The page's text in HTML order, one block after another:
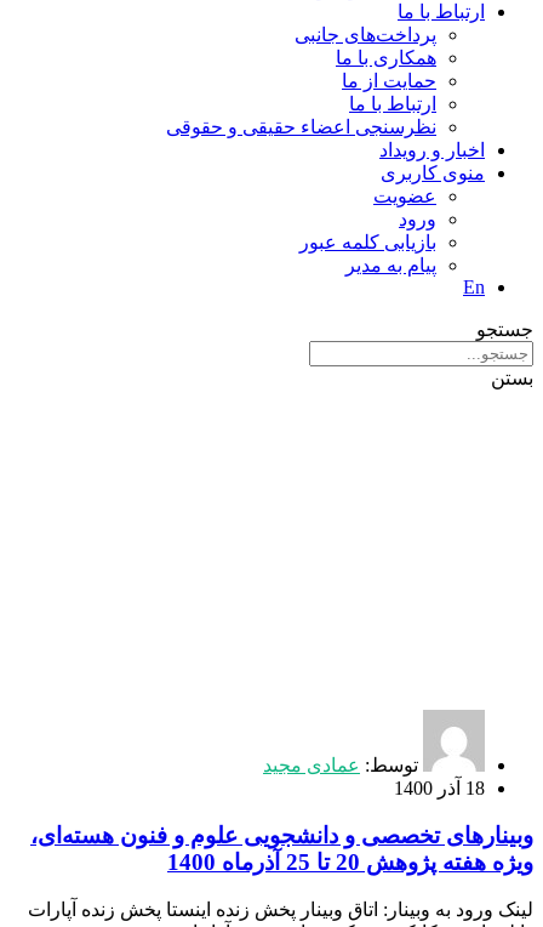
ارتباط با ما
پرداخت‌های جانبی
همکاری با ما
حمايت از ما
ارتباط با ما
نظر‌سنجی اعضاء حقیقی و حقوقی
اخبار و رويداد
منوی کاربری
عضویت
ورود
بازیابی کلمه عبور
پیام به مدير
En
جستجو
بستن
توسط: عمادی مجید
18 آذر 1400
وبینارهای تخصصی و دانشجویی علوم و فنون هسته‌ای،
ویژه هفته پژوهش 20 تا 25 آذرماه 1400
لینک ورود به وبينار: اتاق وبينار پخش زنده اینستا پخش زنده آپارات